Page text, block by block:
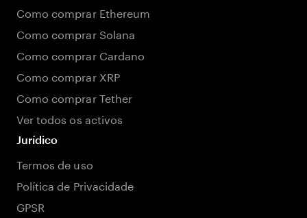
Como comprar Ethereum
Como comprar Solana
Como comprar Cardano
Como comprar XRP
Como comprar Tether
Ver todos os activos
Jurídico
Termos de uso
Política de Privacidade
GPSR